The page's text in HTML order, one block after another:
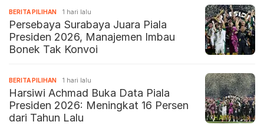
BERITA PILIHAN 1 hari lalu
Persebaya Surabaya Juara Piala
Presiden 2026, Manajemen Imbau
Bonek Tak Konvoi
BERITA PILIHAN 1 hari lalu
Harsiwi Achmad Buka Data Piala
Presiden 2026: Meningkat 16 Persen
dari Tahun Lalu